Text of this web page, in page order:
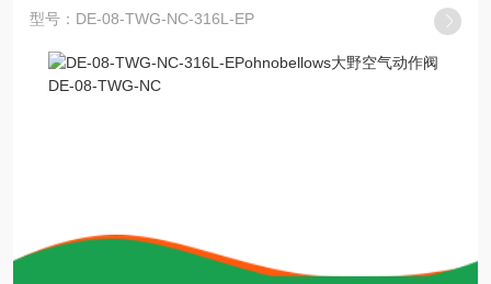
型号：DE-08-TWG-NC-316L-EP